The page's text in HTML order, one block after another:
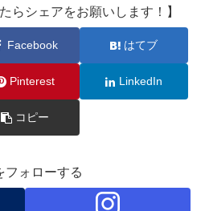
らシェアをお願いします！】
Facebook はてブ
Pinterest LinkedIn
コピー
フォローする